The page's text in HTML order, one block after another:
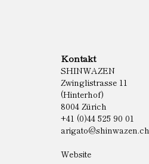
Kontakt
SHINWAZEN
Zwinglistrasse 11
(Hinterhof)
8004 Zürich
+41 (0)44 525 90 01
arigato@shinwazen.ch
Website